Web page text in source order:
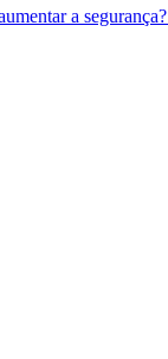
a segurança?